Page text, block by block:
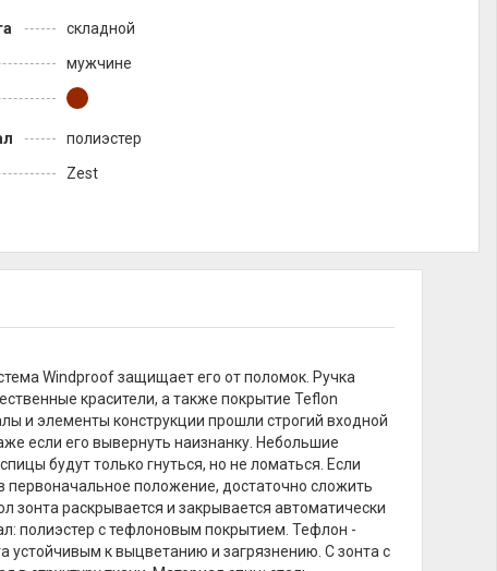
складной
мужчине
полиэстер
Zest
Windproof защищает его от поломок. Ручка
красители, а также покрытие Teflon
и элементы конструкции прошли строгий входной
если его вывернуть наизнанку. Небольшие
будут только гнуться, но не ломаться. Если
первоначальное положение, достаточно сложить
раскрывается и закрывается автоматически
полиэстер с тефлоновым покрытием. Тефлон -
устойчивым к выцветанию и загрязнению. С зонта с